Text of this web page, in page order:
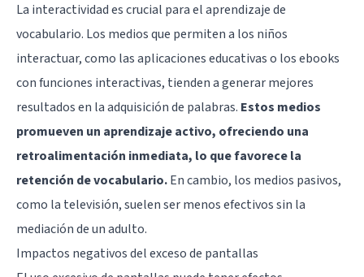
La interactividad es crucial para el aprendizaje de
vocabulario. Los medios que permiten a los niños
interactuar, como las aplicaciones educativas o los ebooks
con funciones interactivas, tienden a generar mejores
resultados en la adquisición de palabras. Estos medios
promueven un aprendizaje activo, ofreciendo una
retroalimentación inmediata, lo que favorece la
retención de vocabulario.En cambio, los medios pasivos,
como la televisión, suelen ser menos efectivos sin la
mediación de un adulto.
Impactos negativos del exceso de pantallas